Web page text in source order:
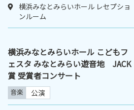
横浜みなとみらいホール レセプショ
ンルーム
横浜みなとみらいホール こどもフ
ェスタ みなとみらい遊音地 JACK
賞 受賞者コンサート
音楽 公演